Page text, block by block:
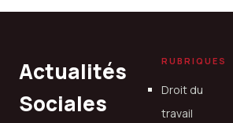
Actualités
Sociales
RUBRIQUES
Droit du
travail